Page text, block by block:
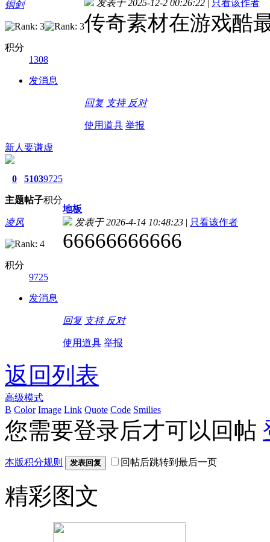
铜剑
积分
1308
发消息
发表于 2025-12-2 00:26:22 | 只看该作者
传奇素材在游戏酷
回复 支持 反对
使用道具 举报
新人要谦虚
0
主题
5103
帖子
9725
积分
凌风
积分
9725
发消息
地板
发表于 2026-4-14 10:48:23 | 只看该作者
66666666666
回复 支持 反对
使用道具 举报
返回列表
高级模式
B Color Image Link Quote Code Smilies
您需要登录后才可以回帖
本版积分规则 发表回复 回帖后跳转到最后一页
精彩图文